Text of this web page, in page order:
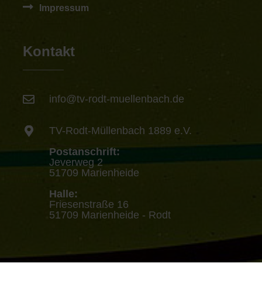
Impressum
Kontakt
info@tv-rodt-muellenbach.de
TV-Rodt-Müllenbach 1889 e.V.
Postanschrift:
Jeverweg 2
51709 Marienheide
Halle:
Friesenstraße 16
51709 Marienheide - Rodt